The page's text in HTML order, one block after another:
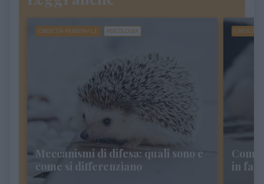
CRESCITA PERSONALE PSICOLOGIA
Meccanismi di difesa: quali sono e
come si differenziano
CRESCITA
in